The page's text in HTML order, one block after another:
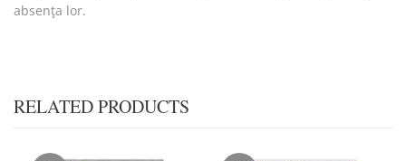
absența lor.
RELATED PRODUCTS